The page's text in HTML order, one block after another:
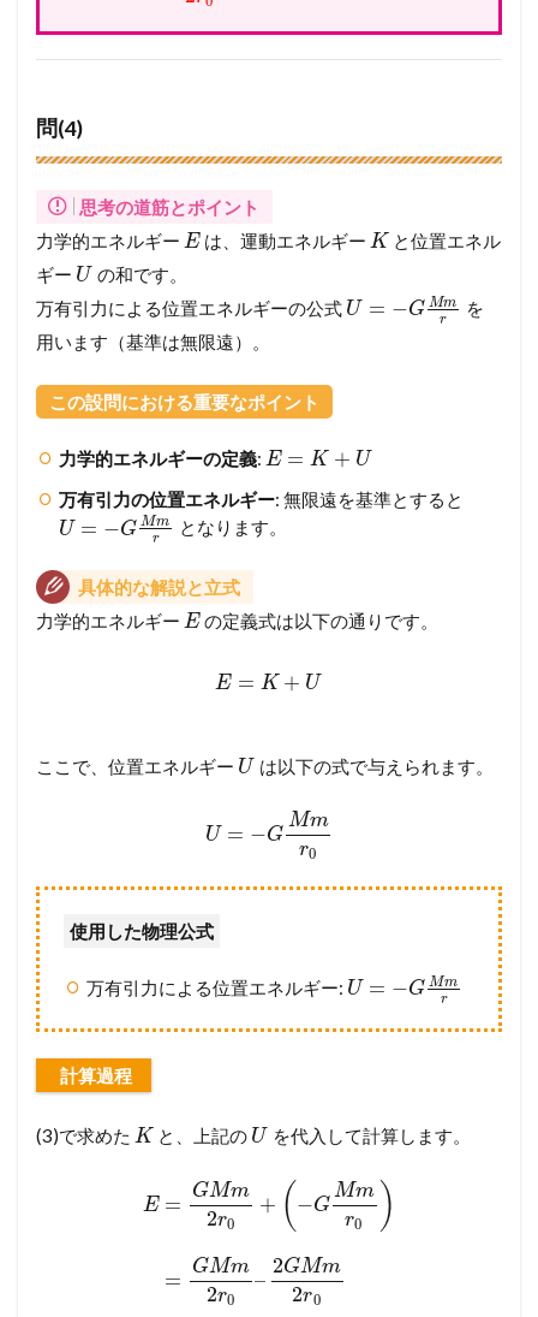
問(4)
思考の道筋とポイント
力学的エネルギー Eは、運動エネルギー K と位置エネル
ギー U の和です。
万有引力による位置エネルギーの公式 U = −G Mm
r
を
用います（基準は無限遠）。
この設問における重要なポイント
力学的エネルギーの定義: E = K + U
万有引力の位置エネルギー: 無限遠を基準とすると
U = −G Mm
r
となります。
具体的な解説と立式
力学的エネルギー Eの定義式は以下の通りです。
E = K + U
ここで、位置エネルギー U は以下の式で与えられます。
U = −G
Mm
r0
使用した物理公式
万有引力による位置エネルギー: U = −G Mm
r
計算過程
(3)で求めた K と、上記の U を代入して計算します。
E =
GMm
2r0
+ ( −G
Mm
r0 )
=
GMm
2r0
–
2GMm
2r0